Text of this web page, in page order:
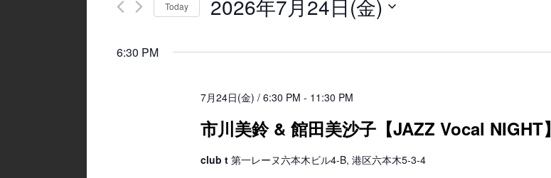
Today 2026年7月24日(金)
6:30 PM
7月24日(金) / 6:30 PM - 11:30 PM
市川美鈴 & 館田美沙子【JAZZ Vocal NIGHT】
club t第一レーヌ六本木ビル4-B, 港区六本木5-3-4